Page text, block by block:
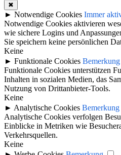
✖
► Notwendige Cookies Immer
Notwendige Cookies aktivieren
wie sichere Logins und
Sie speichern keine persönlichen
Keine
► Funktionale Cookies Bemerkung
Funktionale Cookies unterstützen
Inhalten in sozialen Medien, das
Nutzung von Drittanbieter-Tools.
Keine
► Analytische Cookies Bemerkung
Analytische Cookies verfolgen
Einblicke in Metriken wie
Verkehrsquellen.
Keine